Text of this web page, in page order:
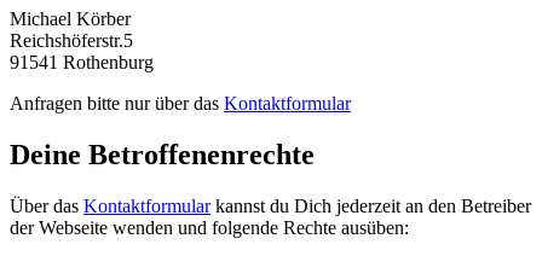
Michael Körber
Reichshöferstr.5
91541 Rothenburg
Anfragen bitte nur über das Kontaktformular
Deine Betroffenenrechte
Über das Kontaktformularkannst du Dich jederzeit an den Betreiber
der Webseite wenden und folgende Rechte ausüben: